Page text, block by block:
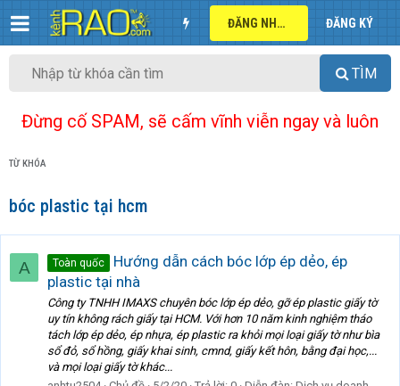
ĐĂNG NHẬP ĐĂNG KÝ
TÌM
Đừng cố SPAM, sẽ cấm vĩnh viễn ngay và luôn
TỪ KHÓA
bóc plastic tại hcm
A Toàn quốc
Hướng dẫn cách bóc lớp ép dẻo, ép
plastic tại nhà
Công ty TNHH IMAXS chuyên bóc lớp ép dẻo, gỡ ép plastic giấy tờ
uy tín không rách giấy tại HCM. Với hơn 10 năm kinh nghiệm tháo
tách lớp ép dẻo, ép nhựa, ép plastic ra khỏi mọi loại giấy tờ như bìa
sổ đỏ, sổ hồng, giấy khai sinh, cmnd, giấy kết hôn, bằng đại học,...
và mọi loại giấy tờ khác...